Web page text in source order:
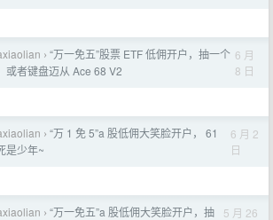
› “万一免五”股票 ETF 低佣开户，抽一个
或者键盘迈从 Ace 68 V2
6 月
8 日
› “万 1 免 5”a 股低佣大笑脸开户， 61
是少年~
6 月 2
日
› “万一免五”a 股低佣大笑脸开户，抽 5 月 26